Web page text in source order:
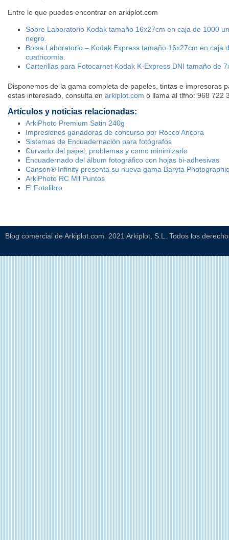
Entre lo que puedes encontrar en arkiplot.com
Sobre Laboratorio Kodak tamaño 16x27cm en caja de 1000
negro.
Bolsa Laboratorio – Kodak Express tamaño 16x27cm en caja
cuatricomía.
Carterillas para Fotocarnet Kodak K-Express DNI tamaño de
Disponemos de la gama completa de papeles, tintas e impresoras
estas interesado, consulta en arkiplot.com o llama al tlfno: 968 722
Artículos y noticias relacionadas:
ArkiPhoto Premium Satin 240g
Impresiones ganadoras de concurso por Rocco Ancora
Sistemas de Encuadernación para fotógrafos
Curvado del papel, problemas y como minimizarlo
Encuadernado del álbum fotográfico con hojas bi-adhesivas
Canson® Infinity presenta su nueva gama Baryta
ArkiPhoto RC Mil Puntos
El Fotolibro
Blog comercial de Arkiplot.com. 2021 Arkiplot, S.L. Todos los